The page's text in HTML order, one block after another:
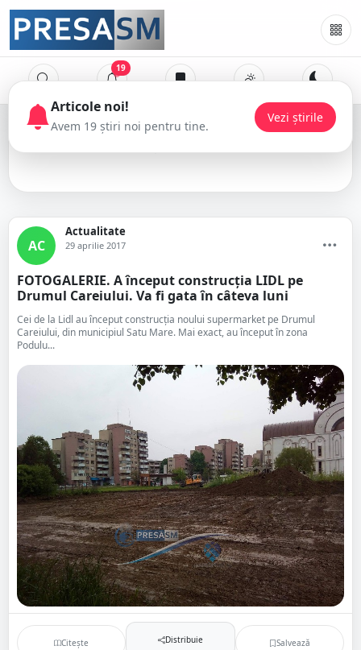
19
Lidl
AC
Actualitate
29 aprilie 2017
FOTOGALERIE. A început construcția LIDL pe
Drumul Careiului. Va fi gata în câteva luni
Cei de la Lidl au început construcția noului supermarket pe Drumul
Careiului, din municipiul Satu Mare. Mai exact, au început în zona
Podulu...
Citește Distribuie Salvează
Articole noi!
Avem 19 știri noi pentru tine.
Vezi știrile